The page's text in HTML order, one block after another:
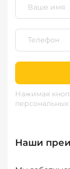
Нажимая
Наши